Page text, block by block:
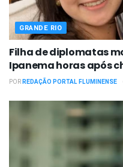
GRANDE RIO
Filha de diplomatas
Ipanema horas após
PORREDAÇÃO PORTAL FLUMINENSE